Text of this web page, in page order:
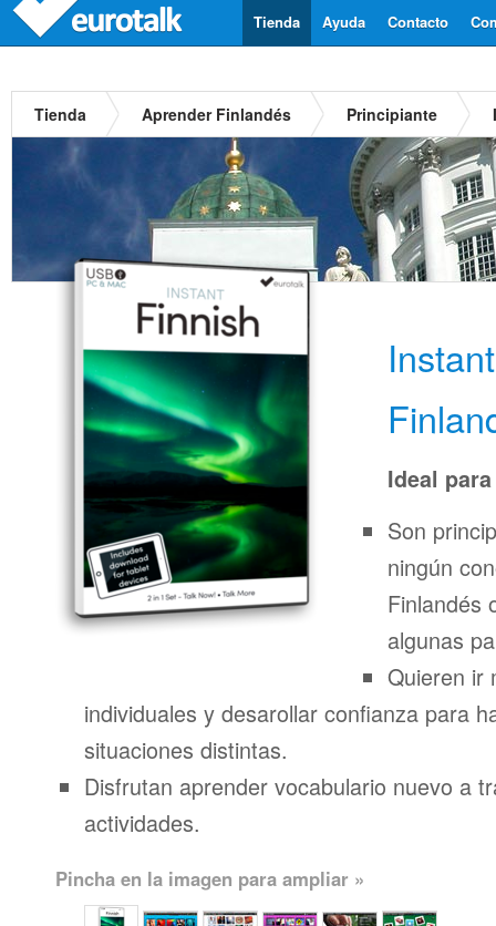
Contacto
Ayuda
Tienda
Tienda Aprender Finlandés Principiante
Ideal
Son
ningún
Finlandés
algunas
Quieren ir
individuales y desarollar confianza para
situaciones distintas.
Disfrutan aprender vocabulario nuevo a
actividades.
Pincha en la imagen para ampliar »